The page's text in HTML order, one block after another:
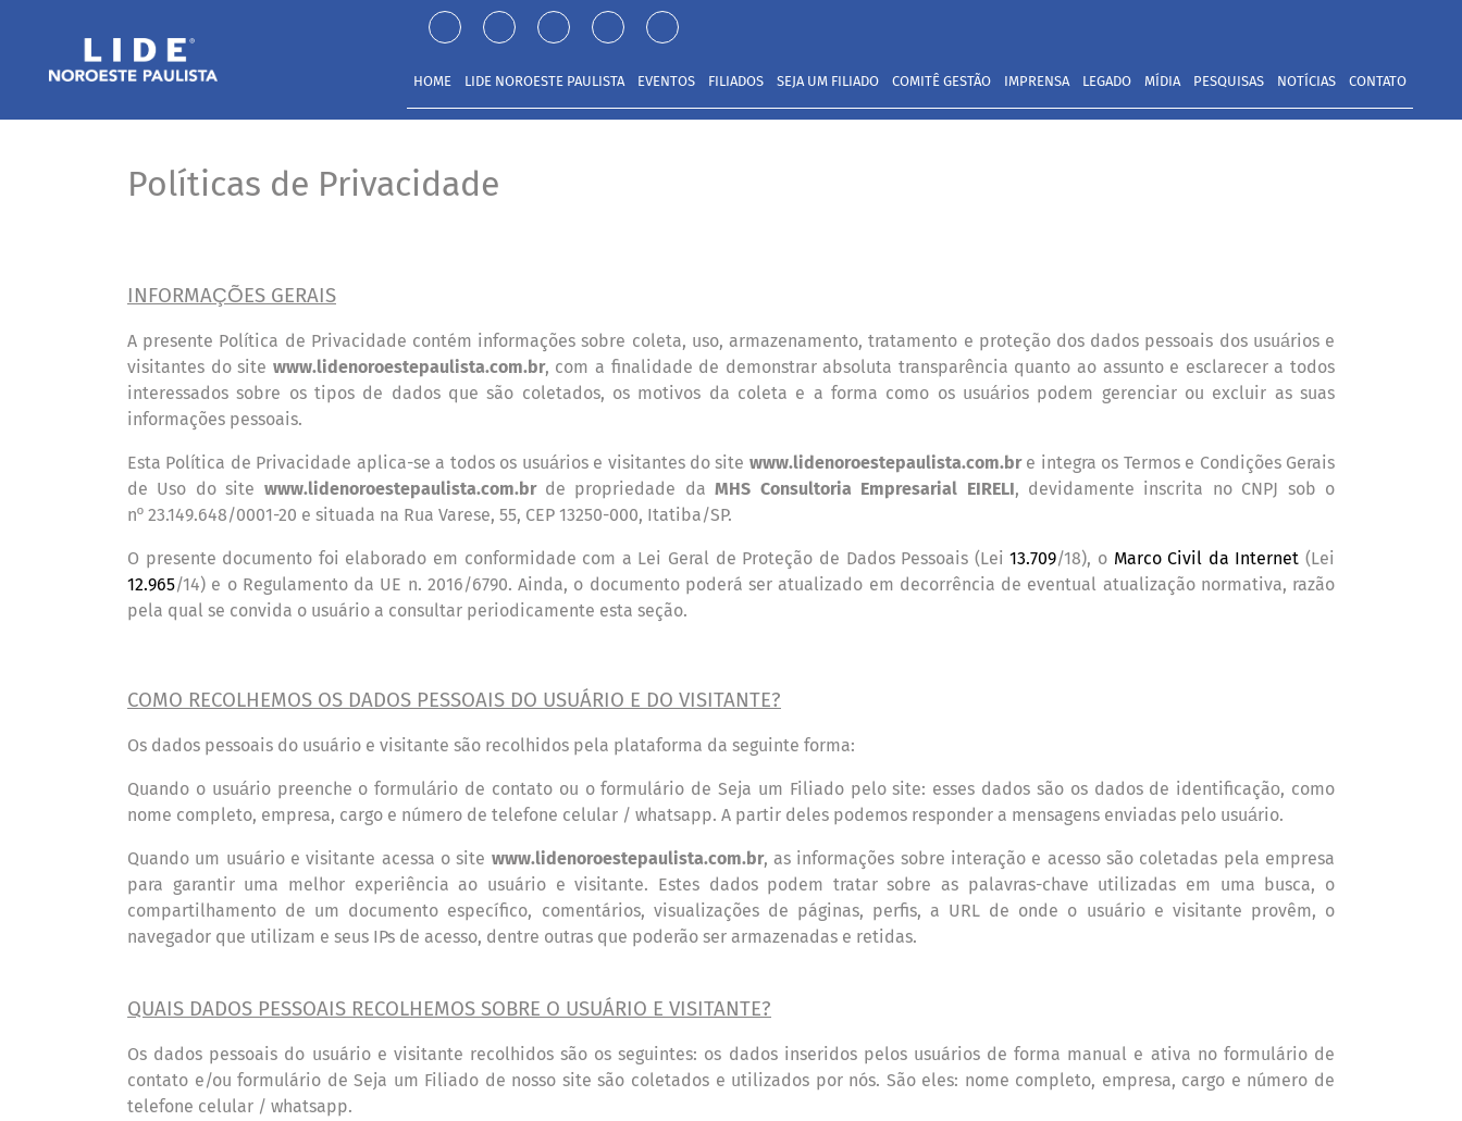
HOME LIDE NOROESTE PAULISTA EVENTOS FILIADOS SEJA UM FILIADO COMITÊ GESTÃO IMPRENSA LEGADO MÍDIA PESQUISAS NOTÍCIAS CONTATO
Políticas de Privacidade
INFORMAÇÕES GERAIS
A presente Política de Privacidade contém informações sobre coleta, uso, armazenamento, tratamento e proteção dos dados pessoais dos usuários e
visitantes do site www.lidenoroestepaulista.com.br, com a finalidade de demonstrar absoluta transparência quanto ao assunto e esclarecer a todos
interessados sobre os tipos de dados que são coletados, os motivos da coleta e a forma como os usuários podem gerenciar ou excluir as suas
informações pessoais.
Esta Política de Privacidade aplica-se a todos os usuários e visitantes do site www.lidenoroestepaulista.com.bre integra os Termos e Condições Gerais
de Uso do site www.lidenoroestepaulista.com.br de propriedade daMHS Consultoria Empresarial EIRELI, devidamente inscrita no CNPJ sob o
nº 23.149.648/0001-20 e situada na Rua Varese, 55, CEP 13250-000, Itatiba/SP.
O presente documento foi elaborado em conformidade com a Lei Geral de Proteção de Dados Pessoais (Lei13.709/18), o Marco Civil da Internet (Lei
12.965/14) e o Regulamento da UE n. 2016/6790. Ainda, o documento poderá ser atualizado em decorrência de eventual atualização normativa, razão
pela qual se convida o usuário a consultar periodicamente esta seção.
COMO RECOLHEMOS OS DADOS PESSOAIS DO USUÁRIO E DO VISITANTE?
Os dados pessoais do usuário e visitante são recolhidos pela plataforma da seguinte forma:
Quando o usuário preenche o formulário de contato ou o formulário de Seja um Filiado pelo site: esses dados são os dados de identificação, como
nome completo, empresa, cargo e número de telefone celular / whatsapp. A partir deles podemos responder a mensagens enviadas pelo usuário.
Quando um usuário e visitante acessa o site www.lidenoroestepaulista.com.br,as informações sobre interação e acesso são coletadas pela empresa
para garantir uma melhor experiência ao usuário e visitante. Estes dados podem tratar sobre as palavras-chave utilizadas em uma busca, o
compartilhamento de um documento específico, comentários, visualizações de páginas, perfis, a URL de onde o usuário e visitante provêm, o
navegador que utilizam e seus IPs de acesso, dentre outras que poderão ser armazenadas e retidas.
QUAIS DADOS PESSOAIS RECOLHEMOS SOBRE O USUÁRIO E VISITANTE?
Os dados pessoais do usuário e visitante recolhidos são os seguintes: os dados inseridos pelos usuários de forma manual e ativa no formulário de
contato e/ouformulário de Seja um Filiado de nosso site são coletados e utilizados por nós. São eles: nome completo, empresa, cargo e número de
telefone celular / whatsapp.